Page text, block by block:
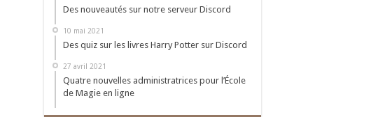
Des nouveautés sur notre serveur Discord
10 mai 2021
Des quiz sur les livres Harry Potter sur Discord
27 avril 2021
Quatre nouvelles administratrices pour l’École
de Magie en ligne